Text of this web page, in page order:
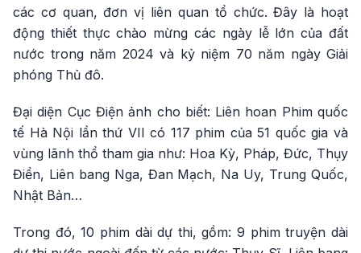
các cơ quan, đơn vị liên quan tổ chức. Đây là hoạt
động thiết thực chào mừng các ngày lễ lớn của đất
nước trong năm 2024 và kỷ niệm 70 năm ngày Giải
phóng Thủ đô.
Đại diện Cục Điện ảnh cho biết: Liên hoan Phim quốc
tế Hà Nội lần thứ VII có 117 phim của 51 quốc gia và
vùng lãnh thổ tham gia như: Hoa Kỳ, Pháp, Đức, Thụy
Điển, Liên bang Nga, Đan Mạch, Na Uy, Trung Quốc,
Nhật Bản…
Trong đó, 10 phim dài dự thi, gồm: 9 phim truyện dài